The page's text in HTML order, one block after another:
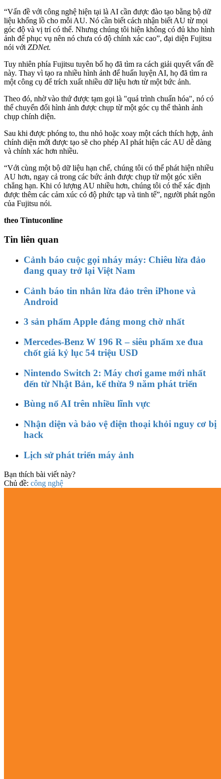
“Vấn đề với công nghệ hiện tại là AI cần được đào tạo bằng bộ dữ
liệu khổng lồ cho mỗi AU. Nó cần biết cách nhận biết AU từ mọi
góc độ và vị trí có thể. Nhưng chúng tôi hiện không có đủ kho hình
ảnh để phục vụ nên nó chưa có độ chính xác cao”, đại diện Fujitsu
nói với ZDNet.
Tuy nhiên phía Fujitsu tuyên bố họ đã tìm ra cách giải quyết vấn đề
này. Thay vì tạo ra nhiều hình ảnh để huấn luyện AI, họ đã tìm ra
một công cụ để trích xuất nhiều dữ liệu hơn từ một bức ảnh.
Theo đó, nhờ vào thứ được tạm gọi là "quá trình chuẩn hóa", nó có
thể chuyển đổi hình ảnh được chụp từ một góc cụ thể thành ảnh
chụp chính diện.
Sau khi được phóng to, thu nhỏ hoặc xoay một cách thích hợp, ảnh
chính diện mới được tạo sẽ cho phép AI phát hiện các AU dễ dàng
và chính xác hơn nhiều.
“Với cùng một bộ dữ liệu hạn chế, chúng tôi có thể phát hiện nhiều
AU hơn, ngay cả trong các bức ảnh được chụp từ một góc xiên
chẳng hạn. Khi có lượng AU nhiều hơn, chúng tôi có thể xác định
được thêm các cảm xúc có độ phức tạp và tinh tế”, người phát ngôn
của Fujitsu nói.
theo Tintuconline
Tin liên quan
Cảnh báo cuộc gọi nháy máy: Chiêu lừa đảo
đang quay trở lại Việt Nam
Cảnh báo tin nhắn lừa đảo trên iPhone và
Android
3 sản phẩm Apple đáng mong chờ nhất
Mercedes-Benz W 196 R – siêu phẩm xe đua
chốt giá kỷ lục 54 triệu USD
Nintendo Switch 2: Máy chơi game mới nhất
đến từ Nhật Bản, kế thừa 9 năm phát triển
Bùng nổ AI trên nhiều lĩnh vực
Nhận diện và bảo vệ điện thoại khỏi nguy cơ bị
hack
Lịch sử phát triển máy ảnh
Bạn thích bài viết này?
Chủ đề: công nghệ